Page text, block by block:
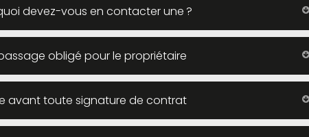
devez-vous en contacter une ?
obligé pour le propriétaire
avant toute signature de contrat